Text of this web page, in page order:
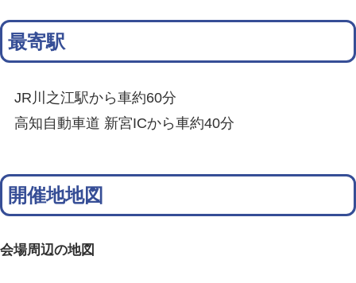
最寄駅
JR川之江駅から車約60分
高知自動車道 新宮ICから車約40分
開催地地図
会場周辺の地図